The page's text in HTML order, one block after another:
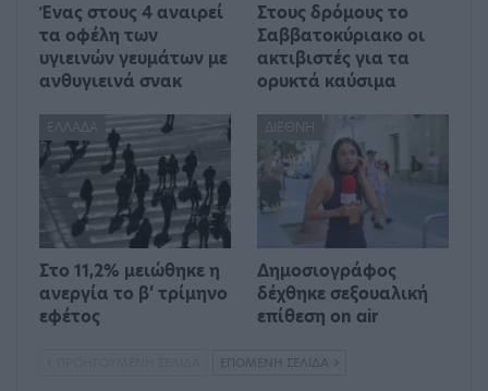
Ένας στους 4 αναιρεί
τα οφέλη των
υγιεινών γευμάτων με
ανθυγιεινά σνακ
Στους δρόμους το
Σαββατοκύριακο οι
ακτιβιστές για τα
ορυκτά καύσιμα
ΕΛΛΆΔΑ
Στο 11,2% μειώθηκε η
ανεργία το β’ τρίμηνο
εφέτος
ΔΙΕΘΝΉ
Δημοσιογράφος
δέχθηκε σεξουαλική
επίθεση on air
ΕΠΌΜΕΝΗ ΣΕΛΊΔΑ